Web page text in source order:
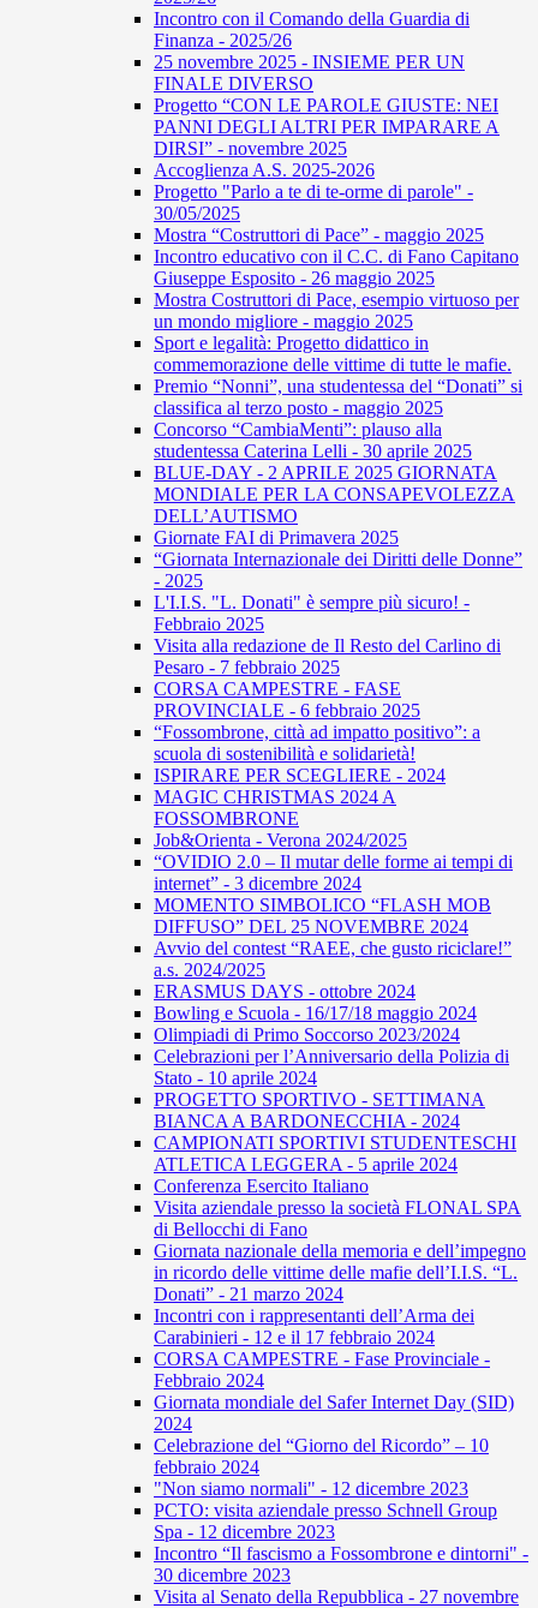
Incontro con il Comando della Guardia di
Finanza - 2025/26
25 novembre 2025 - INSIEME PER UN
FINALE DIVERSO
Progetto “CON LE PAROLE GIUSTE: NEI
PANNI DEGLI ALTRI PER IMPARARE A
DIRSI” - novembre 2025
Accoglienza A.S. 2025-2026
Progetto "Parlo a te di te-orme di parole" -
30/05/2025
Mostra “Costruttori di Pace” - maggio 2025
Incontro educativo con il C.C. di Fano Capitano
Giuseppe Esposito - 26 maggio 2025
Mostra Costruttori di Pace, esempio virtuoso per
un mondo migliore - maggio 2025
Sport e legalità: Progetto didattico in
commemorazione delle vittime di tutte le mafie.
Premio “Nonni”, una studentessa del “Donati” si
classifica al terzo posto - maggio 2025
Concorso “CambiaMenti”: plauso alla
studentessa Caterina Lelli - 30 aprile 2025
BLUE-DAY - 2 APRILE 2025 GIORNATA
MONDIALE PER LA CONSAPEVOLEZZA
DELL’AUTISMO
Giornate FAI di Primavera 2025
“Giornata Internazionale dei Diritti delle Donne”
- 2025
L'I.I.S. "L. Donati" è sempre più sicuro! -
Febbraio 2025
Visita alla redazione de Il Resto del Carlino di
Pesaro - 7 febbraio 2025
CORSA CAMPESTRE - FASE
PROVINCIALE - 6 febbraio 2025
“Fossombrone, città ad impatto positivo”: a
scuola di sostenibilità e solidarietà!
ISPIRARE PER SCEGLIERE - 2024
MAGIC CHRISTMAS 2024 A
FOSSOMBRONE
Job&Orienta - Verona 2024/2025
“OVIDIO 2.0 – Il mutar delle forme ai tempi di
internet” - 3 dicembre 2024
MOMENTO SIMBOLICO “FLASH MOB
DIFFUSO” DEL 25 NOVEMBRE 2024
Avvio del contest “RAEE, che gusto riciclare!”
a.s. 2024/2025
ERASMUS DAYS - ottobre 2024
Bowling e Scuola - 16/17/18 maggio 2024
Olimpiadi di Primo Soccorso 2023/2024
Celebrazioni per l’Anniversario della Polizia di
Stato - 10 aprile 2024
PROGETTO SPORTIVO - SETTIMANA
BIANCA A BARDONECCHIA - 2024
CAMPIONATI SPORTIVI STUDENTESCHI
ATLETICA LEGGERA - 5 aprile 2024
Conferenza Esercito Italiano
Visita aziendale presso la società FLONAL SPA
di Bellocchi di Fano
Giornata nazionale della memoria e dell’impegno
in ricordo delle vittime delle mafie dell’I.I.S. “L.
Donati” - 21 marzo 2024
Incontri con i rappresentanti dell’Arma dei
Carabinieri - 12 e il 17 febbraio 2024
CORSA CAMPESTRE - Fase Provinciale -
Febbraio 2024
Giornata mondiale del Safer Internet Day (SID)
2024
Celebrazione del “Giorno del Ricordo” – 10
febbraio 2024
"Non siamo normali" - 12 dicembre 2023
PCTO: visita aziendale presso Schnell Group
Spa - 12 dicembre 2023
Incontro “Il fascismo a Fossombrone e dintorni" -
30 dicembre 2023
Visita al Senato della Repubblica - 27 novembre